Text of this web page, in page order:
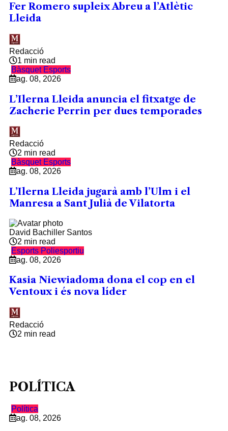
Fer Romero supleix Abreu a l’Atlètic
Lleida
Redacció
1 min read
Bàsquet Esports
ag. 08, 2026
L’Ilerna Lleida anuncia el fitxatge de
Zacherie Perrin per dues temporades
Redacció
2 min read
Bàsquet Esports
ag. 08, 2026
L’Ilerna Lleida jugarà amb l’Ulm i el
Manresa a Sant Julià de Vilatorta
David Bachiller Santos
2 min read
Esports Poliesportiu
ag. 08, 2026
Kasia Niewiadoma dona el cop en el
Ventoux i és nova líder
Redacció
2 min read
POLÍTICA
Política
ag. 08, 2026